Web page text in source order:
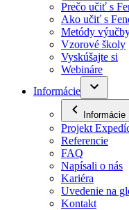
Prečo učiť s
Ako učiť s
Metódy
Vzorové školy
Vyskúšajte si
Webináre
Informácie
Informácie
Projekt
Referencie
FAQ
Napísali o nás
Kariéra
Uvedenie na
Kontakt